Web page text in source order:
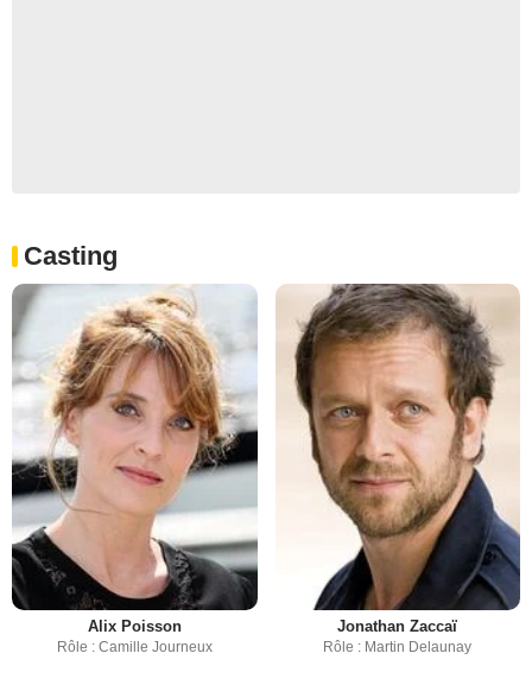
Casting
Alix Poisson
Rôle : Camille Journeux
Jonathan Zaccaï
Rôle : Martin Delaunay